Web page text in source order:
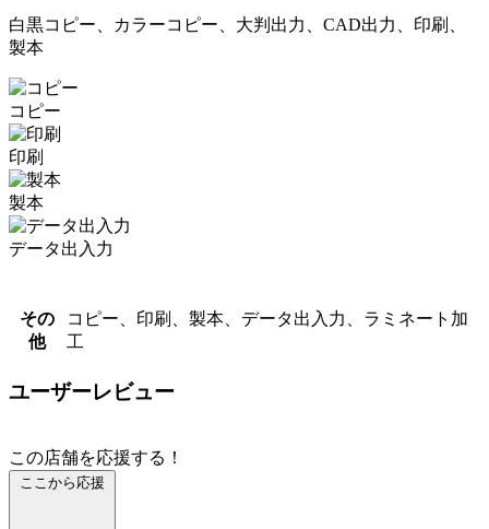
白黒コピー、カラーコピー、大判出力、CAD出力、印刷、
製本
コピー
印刷
製本
データ出入力
その
他
コピー、印刷、製本、データ出入力、ラミネート加
工
ユーザーレビュー
この店舗を応援する！
ここから応援